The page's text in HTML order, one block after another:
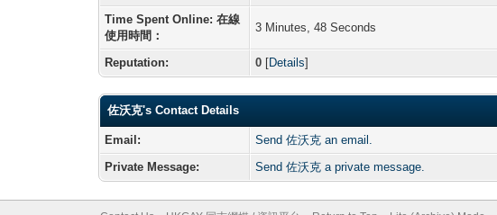
Time Spent Online: 在線
使用時間：
3 Minutes, 48 Seconds
Reputation: 0 [Details]
佐沃克's Contact Details
Email:
Send 佐沃克 an email.
Private Message:
Send 佐沃克 a private message.